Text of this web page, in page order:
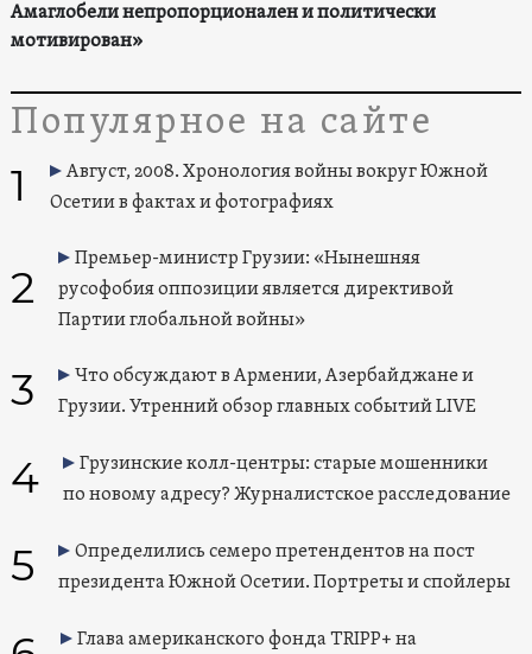
Амаглобели непропорционален и политически
мотивирован»
Популярное на сайте
1
Август, 2008. Хронология войны вокруг Южной
Осетии в фактах и фотографиях
2
Премьер-министр Грузии: «Нынешняя
русофобия оппозиции является директивой
Партии глобальной войны»
3
Что обсуждают в Армении, Азербайджане и
Грузии. Утренний обзор главных событий LIVE
4
Грузинские колл-центры: старые мошенники
по новому адресу? Журналистское расследование
5
Определились семеро претендентов на пост
президента Южной Осетии. Портреты и спойлеры
Глава американского фонда TRIPP+ на